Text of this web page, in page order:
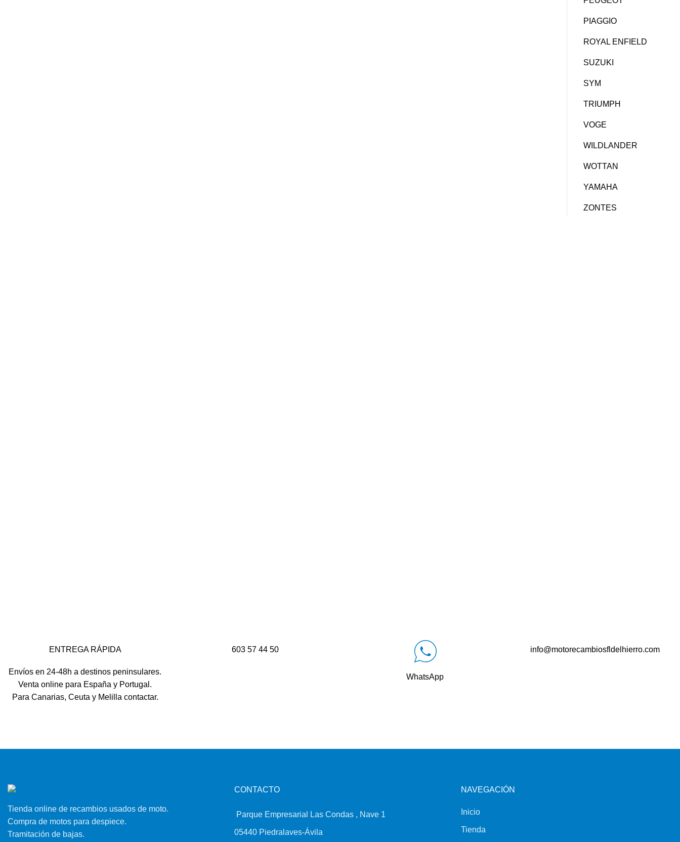
PIAGGIO
ROYAL ENFIELD
SUZUKI
SYM
TRIUMPH
VOGE
WILDLANDER
WOTTAN
YAMAHA
ZONTES
ENTREGA RÁPIDA
Envíos en 24-48h a destinos peninsulares.
Venta online para España y Portugal.
Para Canarias, Ceuta y Melilla contactar.
603 57 44 50
WhatsApp
info@motorecambiosfldelhierro.com
Tienda online de recambios usados de moto.
Compra de motos para despiece.
Tramitación de bajas.
CONTACTO
Parque Empresarial Las Condas , Nave 1
05440 Piedralaves-Ávila
NAVEGACIÓN
Inicio
Tienda